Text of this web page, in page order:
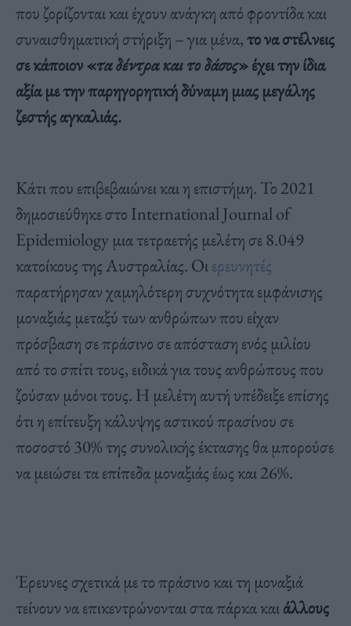
που ζορίζονται και έχουν ανάγκη από φροντίδα και
συναισθηματική στήριξη – για μένα,το να στέλνεις
σε κάποιον «τα δέντρα και το δάσος» έχει την ίδια
αξία με την παρηγορητική δύναμη μιας μεγάλης
ζεστής αγκαλιάς.
Κάτι που επιβεβαιώνει και η επιστήμη. Το 2021
δημοσιεύθηκε στο International Journal of
Epidemiology μια τετραετής μελέτη σε 8.049
κατοίκους της Αυστραλίας. Οιερευνητές
παρατήρησαν χαμηλότερη συχνότητα εμφάνισης
μοναξιάς μεταξύ των ανθρώπων που είχαν
πρόσβαση σε πράσινο σε απόσταση ενός μιλίου
από το σπίτι τους, ειδικά για τους ανθρώπους που
ζούσαν μόνοι τους. Η μελέτη αυτή υπέδειξε επίσης
ότι η επίτευξη κάλυψης αστικού πρασίνου σε
ποσοστό 30% της συνολικής έκτασης θα μπορούσε
να μειώσει τα επίπεδα μοναξιάς έως και 26%.
Έρευνες σχετικά με το πράσινο και τη μοναξιά
τείνουν να επικεντρώνονται στα πάρκα καιάλλους